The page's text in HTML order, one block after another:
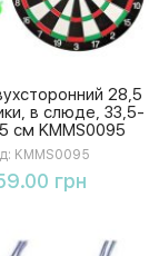
28,5
в слюде, 33,5-
см KMMS0095
KMMS0095
грн
Купить